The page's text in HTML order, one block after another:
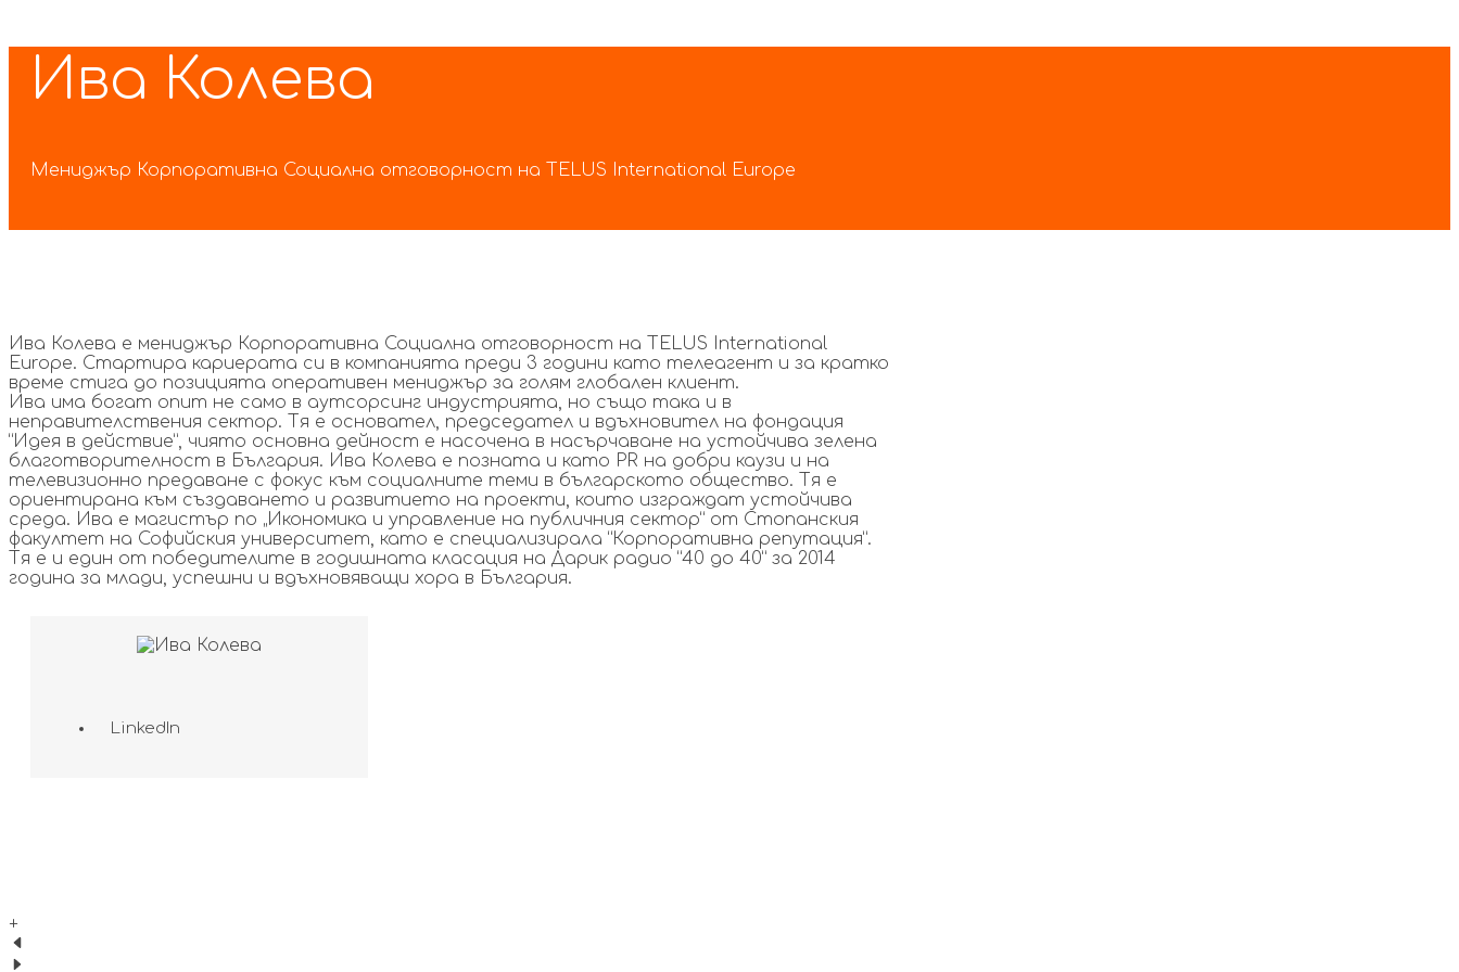
Skip
Skip
primary
content
Ива Колева
Mениджър Корпоративна Социална отговорност на TELUS International Europe
Ива Колева е мениджър Корпоративна Социална отговорност на TELUS International
Europe. Стартира кариерата си в компанията преди 3 години като телеагент и за кратко
време стига до позицията оперативен мениджър за голям глобален клиент.
Ива има богат опит не само в аутсорсинг индустрията, но също така и в
неправителствения сектор. Тя е основател, председател и вдъхновител на фондация
“Идея в действие”, чиято основна дейност е насочена в насърчаване на устойчива зелена
благотворителност в България. Ива Колева е позната и като PR на добри каузи и на
телевизионно предаване с фокус към социалните теми в българското общество. Тя е
ориентирана към създаването и развитието на проекти, които изграждат устойчива
среда. Ива е магистър по „Икономика и управление на публичния сектор“ от Стопанския
факултет на Софийския университет, като е специализирала “Корпоративна репутация”.
Тя е и един от победителите в годишната класация на Дарик радио “40 до 40” за 2014
година за млади, успешни и вдъхновяващи хора в България.
LinkedIn
+